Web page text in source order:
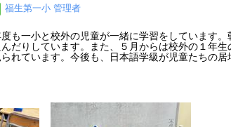
福生第一小 管理者
も一小と校外の児童が一緒に学習をしています
だりしています。また、５月からは校外の１年
れています。今後も、日本語学級が児童たちの